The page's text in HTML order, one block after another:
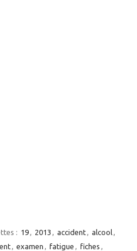
: 19, 2013 , accident, alcool,
, examen , fatigue , fiches ,